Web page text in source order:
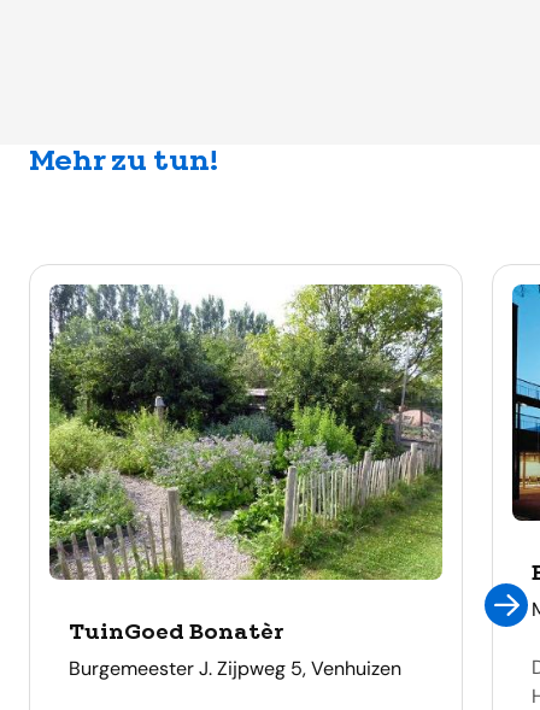
Mehr zu tun!
TuinGoed Bonatèr
adres
Burgemeester J. Zijpweg 5, Venhuizen